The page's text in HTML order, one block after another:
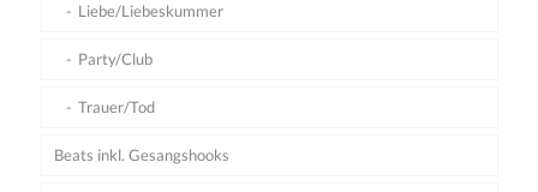
Liebe/Liebeskummer
Party/Club
Trauer/Tod
Beats inkl. Gesangshooks